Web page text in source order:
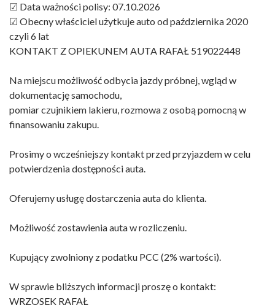
☑ Data ważności polisy: 07.10.2026
☑ Obecny właściciel użytkuje auto od października 2020
czyli 6 lat
KONTAKT Z OPIEKUNEM AUTA RAFAŁ 519022448
Na miejscu możliwość odbycia jazdy próbnej, wgląd w
dokumentację samochodu,
pomiar czujnikiem lakieru, rozmowa z osobą pomocną w
finansowaniu zakupu.
Prosimy o wcześniejszy kontakt przed przyjazdem w celu
potwierdzenia dostępności auta.
Oferujemy usługę dostarczenia auta do klienta.
Możliwość zostawienia auta w rozliczeniu.
Kupujący zwolniony z podatku PCC (2% wartości).
W sprawie bliższych informacji proszę o kontakt:
WRZOSEK RAFAŁ